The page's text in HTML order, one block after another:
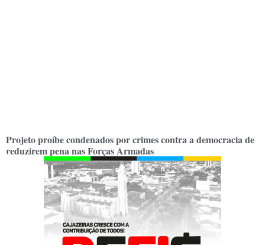
Projeto proíbe condenados por crimes contra a democracia de
reduzirem pena nas Forças Armadas